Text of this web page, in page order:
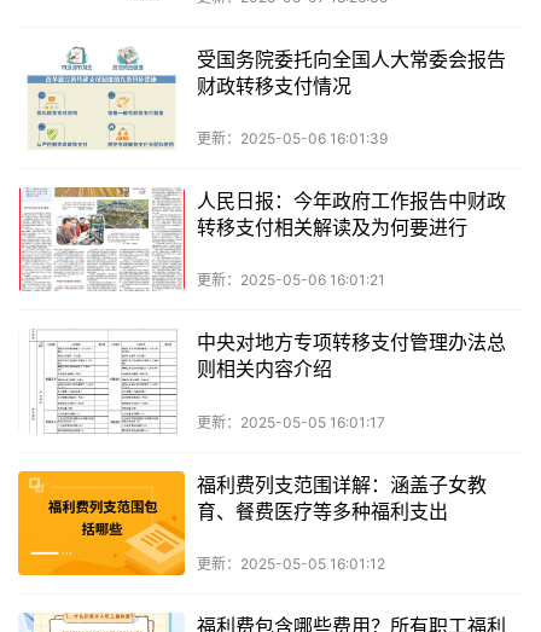
受国务院委托向全国人大常委会报告
财政转移支付情况
更新：2025-05-06 16:01:39
人民日报：今年政府工作报告中财政
转移支付相关解读及为何要进行
更新：2025-05-06 16:01:21
中央对地方专项转移支付管理办法总
则相关内容介绍
更新：2025-05-05 16:01:17
福利费列支范围详解：涵盖子女教
育、餐费医疗等多种福利支出
更新：2025-05-05 16:01:12
福利费包含哪些费用？所有职工福利